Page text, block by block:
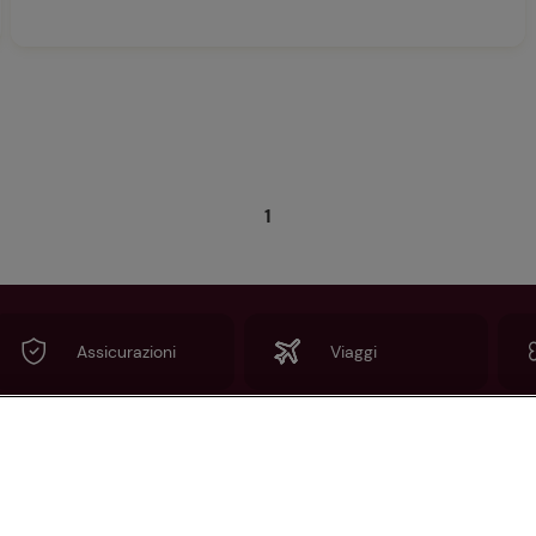
1
Assicurazioni Viaggi